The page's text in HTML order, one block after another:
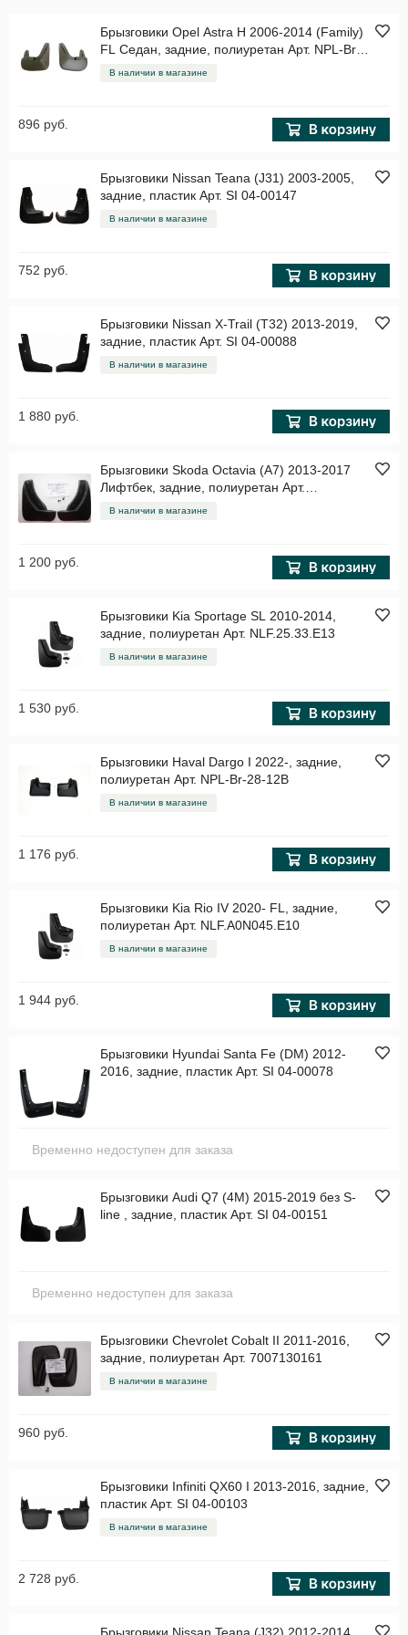
Брызговики Opel Astra H 2006-2014 (Family)
FL Седан, задние, полиуретан Арт. NPL-Br-
63-08B
В наличии в магазине
896 руб.
Брызговики Nissan Teana (J31) 2003-2005,
задние, пластик Арт. SI 04-00147
В наличии в магазине
752 руб.
Брызговики Nissan X-Trail (T32) 2013-2019,
задние, пластик Арт. SI 04-00088
В наличии в магазине
1 880 руб.
Брызговики Skoda Octavia (A7) 2013-2017
Лифтбек, задние, полиуретан Арт.
7016022761
В наличии в магазине
1 200 руб.
Брызговики Kia Sportage SL 2010-2014,
задние, полиуретан Арт. NLF.25.33.E13
В наличии в магазине
1 530 руб.
Брызговики Haval Dargo I 2022-, задние,
полиуретан Арт. NPL-Br-28-12B
В наличии в магазине
1 176 руб.
Брызговики Kia Rio IV 2020- FL, задние,
полиуретан Арт. NLF.A0N045.E10
В наличии в магазине
1 944 руб.
Брызговики Hyundai Santa Fe (DM) 2012-
2016, задние, пластик Арт. SI 04-00078
Временно недоступен для заказа
Брызговики Audi Q7 (4M) 2015-2019 без S-
line , задние, пластик Арт. SI 04-00151
Временно недоступен для заказа
Брызговики Chevrolet Cobalt II 2011-2016,
задние, полиуретан Арт. 7007130161
В наличии в магазине
960 руб.
Брызговики Infiniti QX60 I 2013-2016, задние,
пластик Арт. SI 04-00103
В наличии в магазине
2 728 руб.